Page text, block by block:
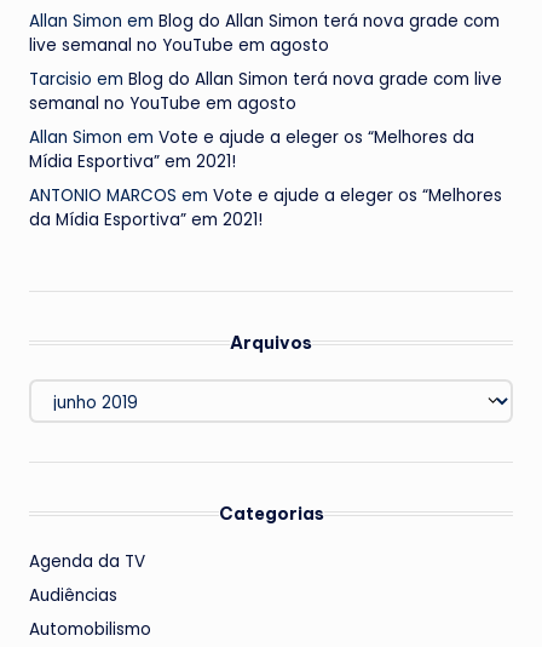
Allan Simon em Blog do Allan Simon terá nova grade com
live semanal no YouTube em agosto
Tarcisio em Blog do Allan Simon terá nova grade com live
semanal no YouTube em agosto
Allan Simon em Vote e ajude a eleger os “Melhores da
Mídia Esportiva” em 2021!
ANTONIO MARCOS em Vote e ajude a eleger os “Melhores
da Mídia Esportiva” em 2021!
Arquivos
Arquivos
Categorias
Agenda da TV
Audiências
Automobilismo